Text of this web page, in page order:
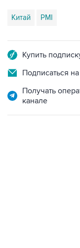
Китай PMI
Купить
Подписаться
Получать
канале